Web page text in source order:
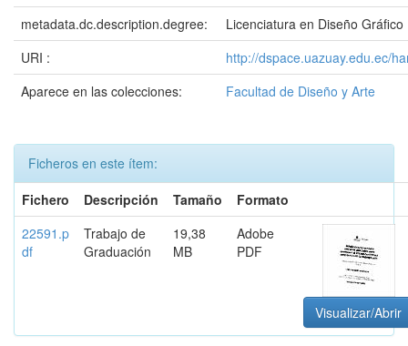
metadata.dc.description.degree:
Licenciatura en Diseño Gráfico
URI :
http://dspace.uazuay.edu.ec/
Aparece en las colecciones:
Facultad de Diseño y Arte
Ficheros en este ítem:
Fichero
Descripción Tamaño
Formato
22591.p
df
Trabajo de
Graduación
19,38
MB
Adobe
PDF
Visualizar/Abrir